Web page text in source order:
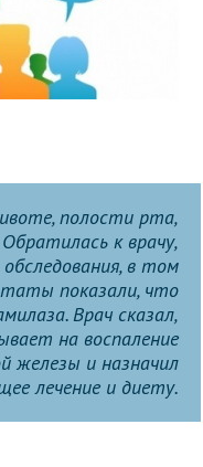
полости рта,
к врачу,
в том
показали, что
Врач сказал,
на воспаление
железы и назначил
лечение и диету.